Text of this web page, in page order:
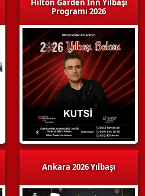
Hilton Garden Inn Yılbaşı
Programı 2026
Ankara 2026 Yılbaşı